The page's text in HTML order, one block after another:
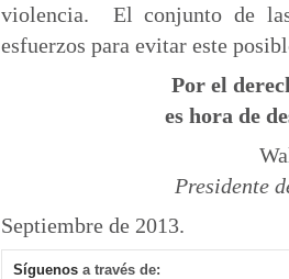
violencia. El conjunto de
esfuerzos para evitar este
Por el
es hora de
Presidente
Septiembre de 2013.
Síguenos a través de: